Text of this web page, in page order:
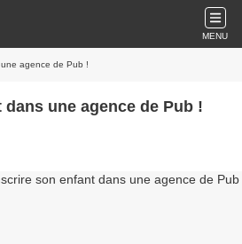
MENU
agence de Pub !
une agence de Pub !